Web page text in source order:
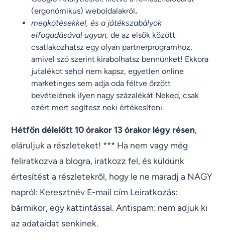
(ergonómikus) weboldalakról.
megkötésekkel, és a játékszabályok
elfogadásával ugyan, de az elsők között
csatlakozhatsz egy olyan partnerprogramhoz,
amivel szó szerint kirabolhatsz bennünket! Ekkora
jutalékot sehol nem kapsz, egyetlen online
marketinges sem adja oda féltve őrzött
bevételének ilyen nagy százalékát Neked, csak
ezért mert segítesz neki értékesíteni.
Hétfőn délelőtt 10 órakor 13 órakor légy résen,
eláruljuk a részleteket! *** Ha nem vagy még
feliratkozva a blogra, iratkozz fel, és küldünk
értesítést a részletekről, hogy le ne maradj a NAGY
napról: Keresztnév E-mail cím Leiratkozás:
bármikor, egy kattintással. Antispam: nem adjuk ki
az adataidat senkinek.